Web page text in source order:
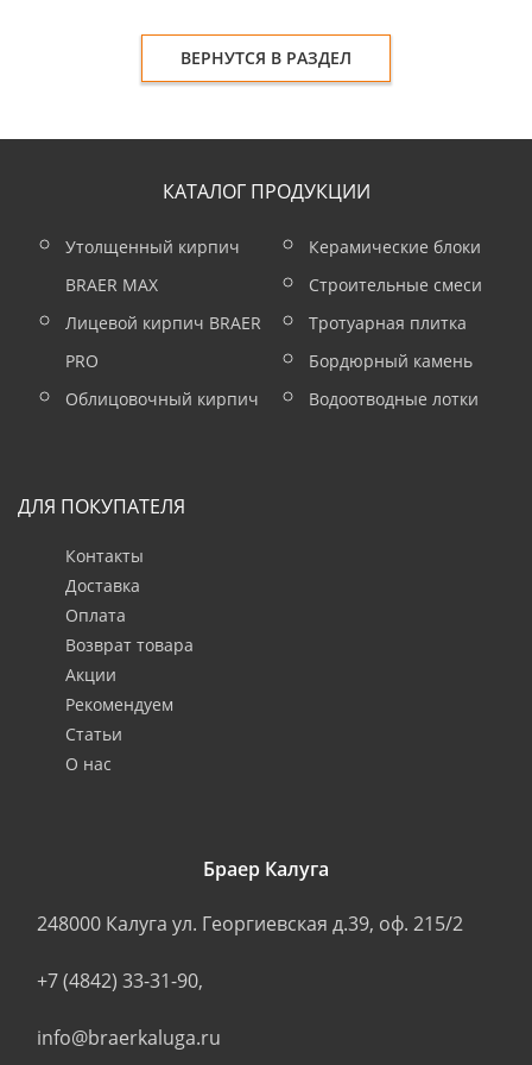
ВЕРНУТСЯ В РАЗДЕЛ
КАТАЛОГ ПРОДУКЦИИ
Утолщенный кирпич
BRAER MAX
Лицевой кирпич BRAER
PRO
Облицовочный кирпич
Керамические блоки
Строительные смеси
Тротуарная плитка
Бордюрный камень
Водоотводные лотки
ДЛЯ ПОКУПАТЕЛЯ
Контакты
Доставка
Оплата
Возврат товара
Акции
Рекомендуем
Статьи
О нас
Браер Калуга
248000 Калуга ул. Георгиевская д.39, оф. 215/2
+7 (4842) 33-31-90,
info@braerkaluga.ru